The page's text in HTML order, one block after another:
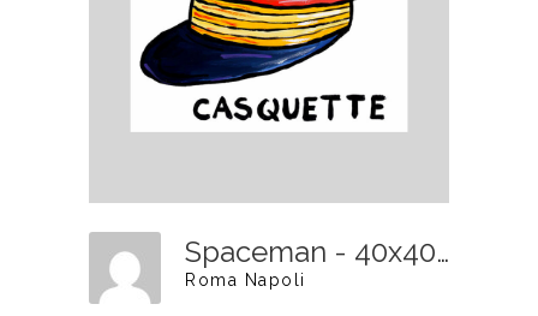
Spaceman - 40x40cm - 350€
Roma Napoli